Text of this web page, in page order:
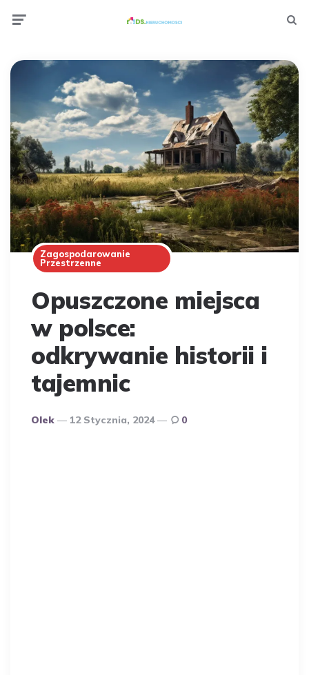
Zagospodarowanie
Przestrzenne
Opuszczone miejsca
w polsce:
odkrywanie historii i
tajemnic
Opublikowany
Olek 12 Stycznia, 2024 0